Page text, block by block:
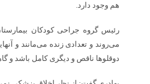
هم وجود دارد.
رئیس گروه جراحی کودکان
می‌روند و تعدادی زنده می‌مانند و
دوقلوها ناقص و دیگری کامل باشد و